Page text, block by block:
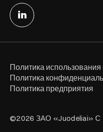
©2026 ЗАО «Juodeliai» С
Политика
Политика
Политика предприятия